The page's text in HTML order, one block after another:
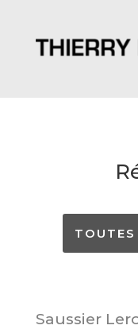
Saussier